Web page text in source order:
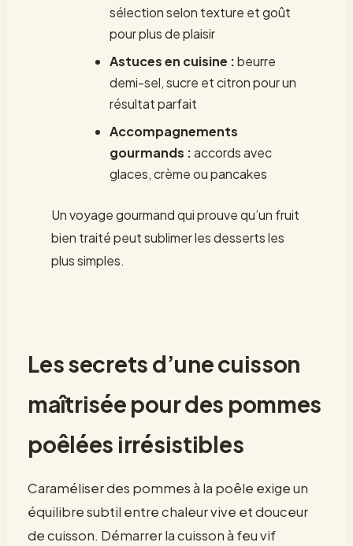
sélection selon texture et goût
pour plus de plaisir
Astuces en cuisine :beurre
demi-sel, sucre et citron pour un
résultat parfait
Accompagnements
gourmands :accords avec
glaces, crème ou pancakes
Un voyage gourmand qui prouve qu’un fruit
bien traité peut sublimer les desserts les
plus simples.
Les secrets d’une cuisson
maîtrisée pour des pommes
poêlées irrésistibles
Caraméliser des pommes à la poêle exige un
équilibre subtil entre chaleur vive et douceur
de cuisson. Démarrer la cuisson à feu vif